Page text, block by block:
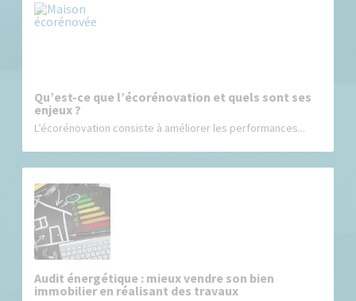
Qu’est-ce que l’écorénovation et quels sont ses
enjeux ?
L’écorénovation consiste à améliorer les performances...
Audit énergétique : mieux vendre son bien
immobilier en réalisant des travaux